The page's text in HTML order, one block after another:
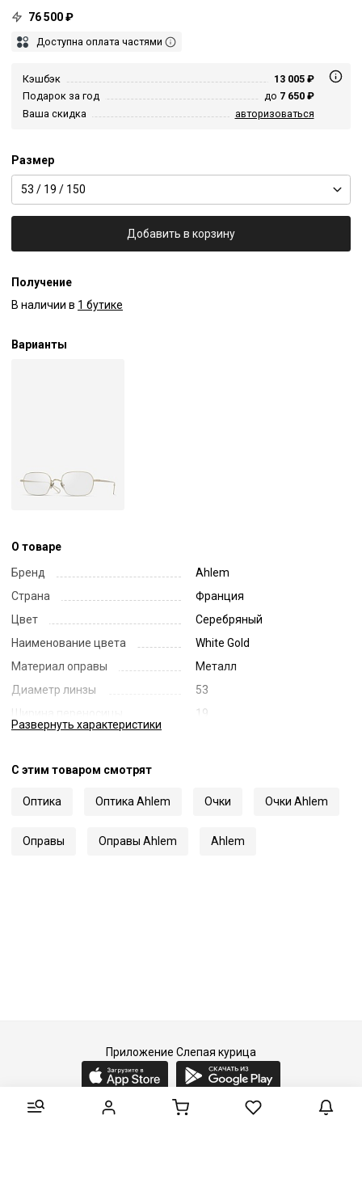
76 500 ₽
Доступна оплата частями
Кэшбэк
13 005 ₽
Подарок за год
до 7 650 ₽
Ваша скидка
авторизоваться
Размер
53 / 19 / 150
Добавить в корзину
Получение
В наличии в 1 бутике
Варианты
О товаре
Бренд
Ahlem
Страна
Франция
Цвет
Серебряный
Наименование цвета
White Gold
Материал оправы
Металл
Диаметр линзы
53
19
Развернуть характеристики
С этим товаром смотрят
Оптика Оптика Ahlem Очки Очки Ahlem
Оправы Оправы Ahlem Ahlem
Приложение Слепая курица
2015-2026 © Слепая курица - fashion concept store.